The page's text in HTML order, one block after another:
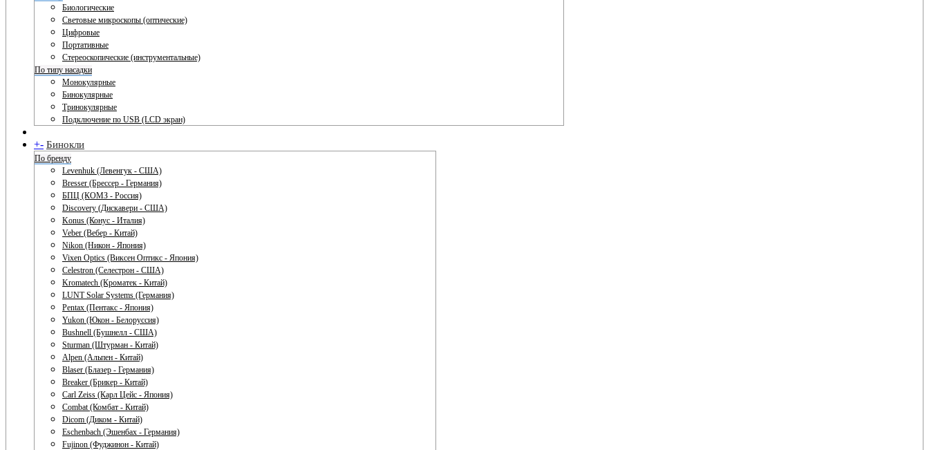
Биологические
Световые микроскопы (оптические)
Цифровые
Портативные
Стереоскопические (инструментальные)
По типу насадки
Монокулярные
Бинокулярные
Тринокулярные
Подключение по USB (LCD экран)
+- Бинокли
По бренду
Levenhuk (Левенгук - США)
Bresser (Брессер - Германия)
БПЦ (КОМЗ - Россия)
Discovery (Дискавери - США)
Konus (Конус - Италия)
Veber (Вебер - Китай)
Nikon (Никон - Япония)
Vixen Optics (Виксен Оптикс - Япония)
Celestron (Селестрон - США)
Kromatech (Кроматек - Китай)
LUNT Solar Systems (Германия)
Pentax (Пентакс - Япония)
Yukon (Юкон - Белоруссия)
Bushnell (Бушнелл - США)
Sturman (Штурман - Китай)
Alpen (Альпен - Китай)
Blaser (Блазер - Германия)
Breaker (Брикер - Китай)
Carl Zeiss (Карл Цейс - Япония)
Combat (Комбат - Китай)
Dicom (Диком - Китай)
Eschenbach (Эшенбах - Германия)
Fujinon (Фуджинон - Китай)